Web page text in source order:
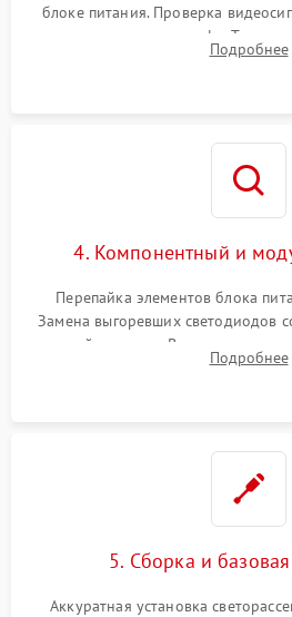
блоке питания. Проверка
помощью осциллографа.
светодиодных планокПодробнее
4. Компонентный и
Перепайка элементов блока
Замена выгоревших светодиодов
хрупкой матрицы.
прошивка микросхем
Подробнее
5. Сборка и
Аккуратная установка